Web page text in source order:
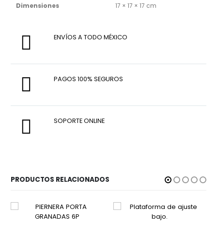
Dimensiones 17 × 17 × 17 cm
ENVÍOS A TODO MÉXICO
PAGOS 100% SEGUROS
SOPORTE ONLINE
PRODUCTOS RELACIONADOS